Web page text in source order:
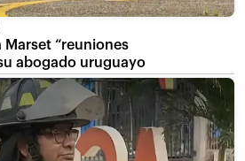
Marset “reuniones
abogado uruguayo